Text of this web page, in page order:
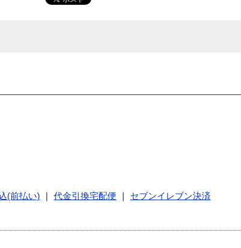
(前払い) 代金引換宅配便
セブンイレブン決済